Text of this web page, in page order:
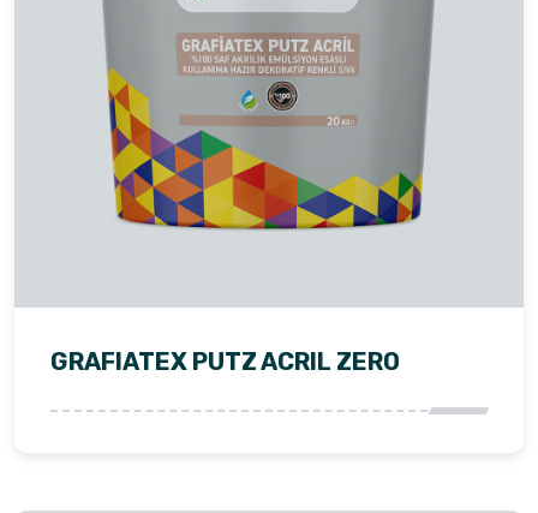
GRAFIATEX PUTZ ACRIL ZERO